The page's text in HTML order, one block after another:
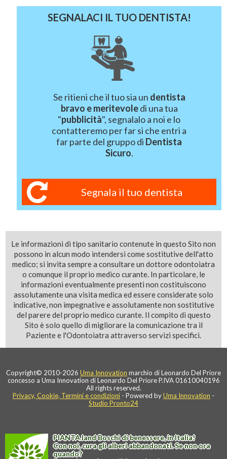
SEGNALACI IL TUO DENTISTA!
Se ritieni che il tuo sia un dentista
bravo e meritevoledi una tua
"pubblicità", segnalalo a noi e lo
contatteremo per far si che entri a
far parte del gruppo di Dentista
Sicuro.
Segnala il tuo dentista
Le informazioni di tipo sanitario contenute in questo Sito non
possono in alcun modo intendersi come sostitutive dell'atto
medico; si invita sempre a consultare un dottore odontoiatra
o comunque il proprio medico curante. In particolare, le
informazioni eventualmente presenti non costituiscono
assolutamente una visita medica ed essere considerate solo
indicative, non impegnative e assolutamente non sostitutive
del parere del proprio medico curante. Il compito di questo
Sito è solo quello di migliorare la comunicazione tra il
Paziente e l'Odontoiatra attraverso servizi specifici.
Copyright© 2010-2026 Uma Innovation marchio di Leonardo Del Priore
concesso a Uma Innovation di Leonardo Del Priore P.IVA 01610040196
All rights reserved.
Privacy, Cookie, Termini e condizioni - Powered byUma Innovation -
Studio Pronto24
PIANTA.landBoschi di benessere, in Italia!
Con noi, cura gli alberi abbandonati. Se non ora
quando?